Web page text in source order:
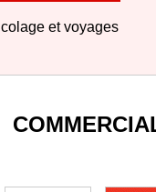
et voyages